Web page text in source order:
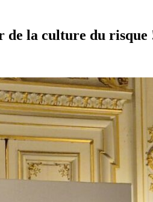
de la culture du risque